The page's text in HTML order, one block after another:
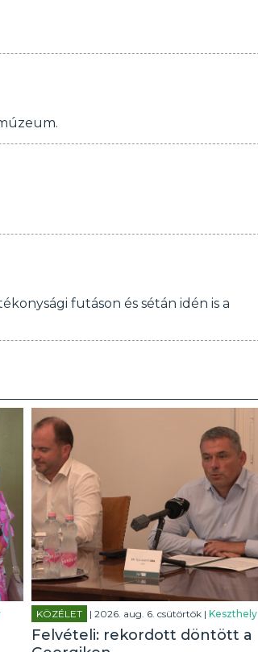
futáson és sétán idén is a
KÖZÉLET | 2026. aug. 6. csütörtök | Keszthely
Felvételi: rekordott döntött a